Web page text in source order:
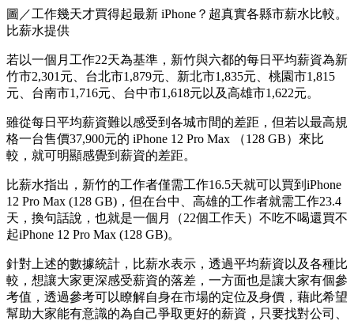
圖／工作幾天才買得起最新 iPhone？超真實各縣市薪水比較。
比薪水提供
若以一個月工作22天為基準，新竹與六都的每日平均薪資為新
竹市2,301元、台北市1,879元、新北市1,835元、桃園市1,815
元、台南市1,716元、台中市1,618元以及高雄市1,622元。
雖從每日平均薪資難以感受到各城市間的差距，但若以最高規
格一台售價37,900元的 iPhone 12 Pro Max （128 GB）來比
較，就可明顯感覺到薪資的差距。
比薪水指出，新竹的工作者僅需工作16.5天就可以買到iPhone
12 Pro Max (128 GB)，但在台中、高雄的工作者就需工作23.4
天，換句話說，也就是一個月（22個工作天）不吃不喝還買不
起iPhone 12 Pro Max (128 GB)。
針對上述的數據統計，比薪水表示，透過平均薪資以及各種比
較，想讓大家更深感受薪資的落差，一方面也是讓大家有個參
考值，透過參考可以瞭解自身在市場的定位及身價，藉此希望
幫助大家能有意識的為自己爭取更好的薪資，只要找對公司、